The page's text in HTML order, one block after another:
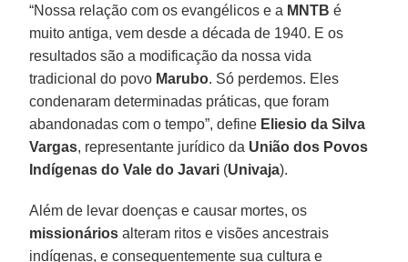
“Nossa relação com os evangélicos e a MNTB é
muito antiga, vem desde a década de 1940. E os
resultados são a modificação da nossa vida
tradicional do povo Marubo. Só perdemos. Eles
condenaram determinadas práticas, que foram
abandonadas com o tempo”, define Eliesio da Silva
Vargas, representante jurídico da União dos Povos
Indígenas do Vale do Javari (Univaja).
Além de levar doenças e causar mortes, os
missionários alteram ritos e visões ancestrais
indígenas, e consequentemente sua cultura e